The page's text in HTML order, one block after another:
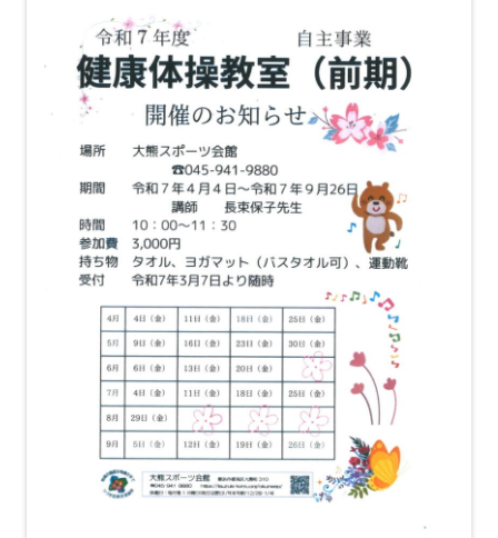
ウ
ィ
ン
ド
ウ
で
開
き
ま
す